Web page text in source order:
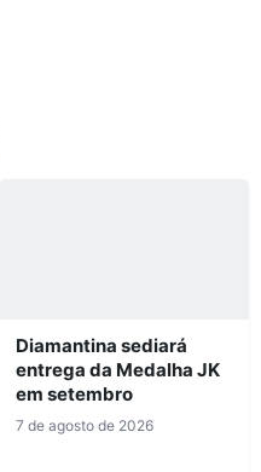
Diamantina sediará
entrega da Medalha JK
em setembro
7 de agosto de 2026